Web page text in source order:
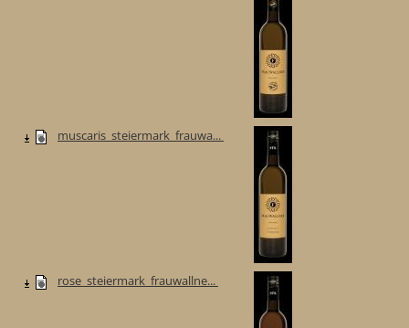
muscaris_steiermark_frauwa...
rose_steiermark_frauwallne...